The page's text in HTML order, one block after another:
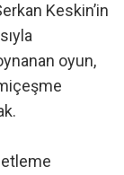
Keskin’in
oyun,